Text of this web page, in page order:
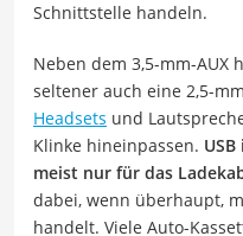
Schnittstelle handeln.
Neben dem 3,5-mm-AUX
seltener auch eine 2,5-
Headsets und
Klinke hineinpassen.
meist nur für das
dabei, wenn überhaupt,
handelt. Viele Auto-